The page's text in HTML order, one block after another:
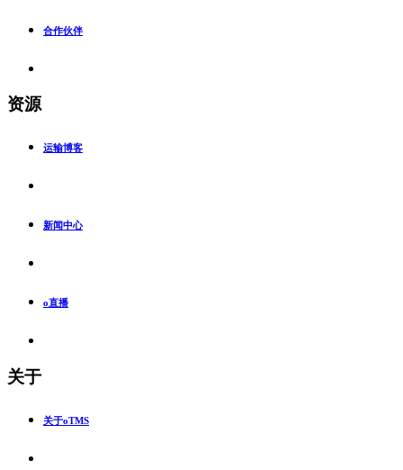
合作伙伴
资源
运输博客
新闻中心
o直播
关于
关于oTMS